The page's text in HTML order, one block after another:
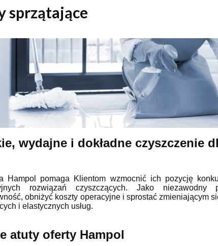
sprzątające
wydajne i dokładne czyszczenie
pomaga Klientom wzmocnić ich pozycję
rozwiązań czyszczących. Jako
obniżyć koszty operacyjne i sprostać zmieniającym
i elastycznych usług.
atuty oferty Hampol